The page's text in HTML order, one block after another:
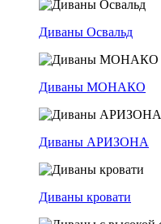
Диваны Освальд
Диваны МОНАКО
Диваны АРИЗОНА
Диваны кровати